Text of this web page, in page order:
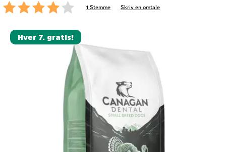
1 Stemme Skriv en omtale
Hver 7. gratis!